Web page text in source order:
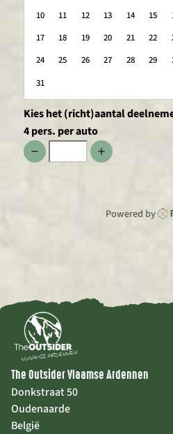
10
11 12 13 14 15
17
18 19 20 21 22
24
25 26 27 28 29
31
Kies het (richt)aantal
4 pers. per auto
Powered by
The Outsider Vlaamse Ardennen
Donkstraat 50
Oudenaarde
België